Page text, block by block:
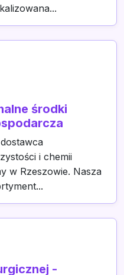
środki
i chemii
w Rzeszowie. Nasza
-